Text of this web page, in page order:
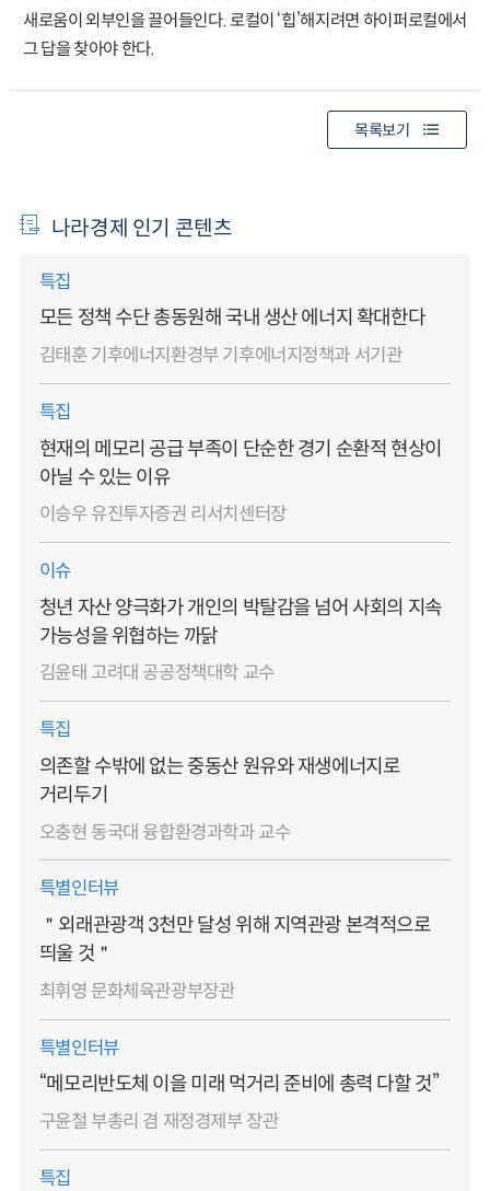
새로움이 외부인을 끌어들인다. 로컬이 ‘힙’해지려면 하이퍼로컬에서
그 답을 찾아야 한다.
목록보기
나라경제 인기 콘텐츠
특집
모든 정책 수단 총동원해 국내 생산 에너지 확대한다
김태훈 기후에너지환경부 기후에너지정책과 서기관
특집
현재의 메모리 공급 부족이 단순한 경기 순환적 현상이
아닐 수 있는 이유
이승우 유진투자증권 리서치센터장
이슈
청년 자산 양극화가 개인의 박탈감을 넘어 사회의 지속
가능성을 위협하는 까닭
김윤태 고려대 공공정책대학 교수
특집
의존할 수밖에 없는 중동산 원유와 재생에너지로
거리두기
오충현 동국대 융합환경과학과 교수
특별인터뷰
＂외래관광객 3천만 달성 위해 지역관광 본격적으로
띄울 것＂
최휘영 문화체육관광부장관
특별인터뷰
“메모리반도체 이을 미래 먹거리 준비에 총력 다할 것”
구윤철 부총리 겸 재정경제부 장관
특집